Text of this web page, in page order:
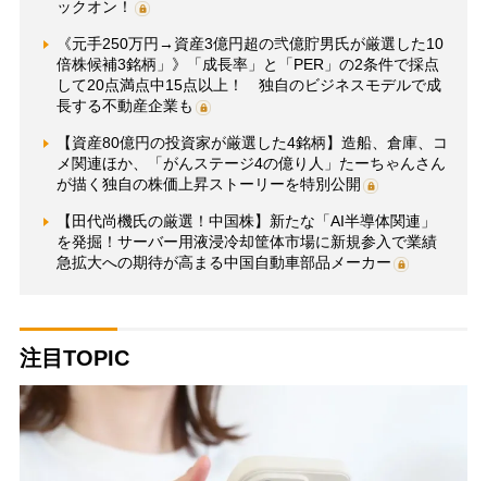
ックオン！
《元手250万円→資産3億円超の弐億貯男氏が厳選した10
倍株候補3銘柄」》「成長率」と「PER」の2条件で採点
して20点満点中15点以上！ 独自のビジネスモデルで成
長する不動産企業も
【資産80億円の投資家が厳選した4銘柄】造船、倉庫、コ
メ関連ほか、「がんステージ4の億り人」たーちゃんさん
が描く独自の株価上昇ストーリーを特別公開
【田代尚機氏の厳選！中国株】新たな「AI半導体関連」
を発掘！サーバー用液浸冷却筐体市場に新規参入で業績
急拡大への期待が高まる中国自動車部品メーカー
注目TOPIC